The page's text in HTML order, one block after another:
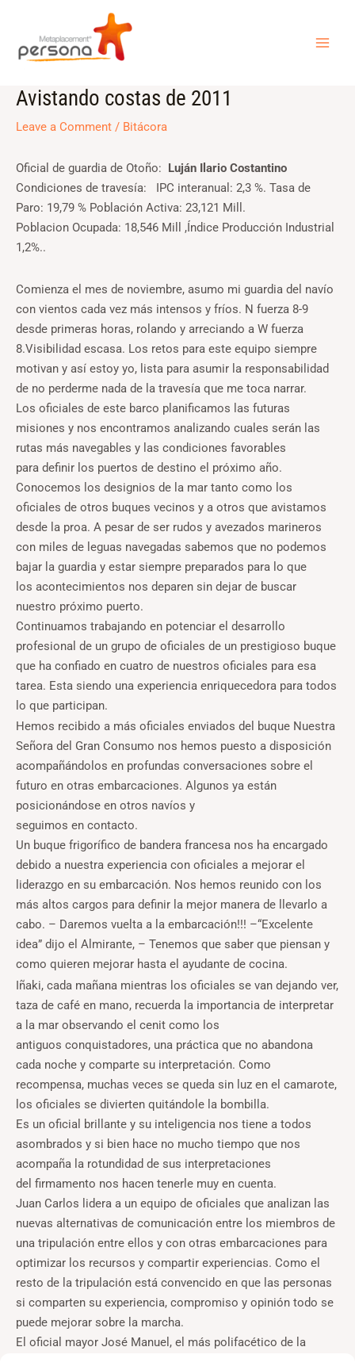
content
Avistando costas de 2011
Leave a Comment / Bitácora
Oficial de guardia de Otoño: Luján Ilario Costantino
Condiciones de travesía: IPC interanual: 2,3 %. Tasa de
Paro: 19,79 % Población Activa: 23,121 Mill.
Poblacion Ocupada: 18,546 Mill ,Índice Producción Industrial
1,2%..
Comienza el mes de noviembre, asumo mi guardia del navío
con vientos cada vez más intensos y fríos. N fuerza 8-9
desde primeras horas, rolando y arreciando a W fuerza
8.Visibilidad escasa. Los retos para este equipo siempre
motivan y así estoy yo, lista para asumir la responsabilidad
de no perderme nada de la travesía que me toca narrar.
Los oficiales de este barco planificamos las futuras
misiones y nos encontramos analizando cuales serán las
rutas más navegables y las condiciones favorables
para definir los puertos de destino el próximo año.
Conocemos los designios de la mar tanto como los
oficiales de otros buques vecinos y a otros que avistamos
desde la proa. A pesar de ser rudos y avezados marineros
con miles de leguas navegadas sabemos que no podemos
bajar la guardia y estar siempre preparados para lo que
los acontecimientos nos deparen sin dejar de buscar
nuestro próximo puerto.
Continuamos trabajando en potenciar el desarrollo
profesional de un grupo de oficiales de un prestigioso buque
que ha confiado en cuatro de nuestros oficiales para esa
tarea. Esta siendo una experiencia enriquecedora para todos
lo que participan.
Hemos recibido a más oficiales enviados del buque Nuestra
Señora del Gran Consumo nos hemos puesto a disposición
acompañándolos en profundas conversaciones sobre el
futuro en otras embarcaciones. Algunos ya están
posicionándose en otros navíos y
seguimos en contacto.
Un buque frigorífico de bandera francesa nos ha encargado
debido a nuestra experiencia con oficiales a mejorar el
liderazgo en su embarcación. Nos hemos reunido con los
más altos cargos para definir la mejor manera de llevarlo a
cabo. – Daremos vuelta a la embarcación!!! –“Excelente
idea” dijo el Almirante, – Tenemos que saber que piensan y
como quieren mejorar hasta el ayudante de cocina.
Iñaki, cada mañana mientras los oficiales se van dejando ver,
taza de café en mano, recuerda la importancia de interpretar
a la mar observando el cenit como los
antiguos conquistadores, una práctica que no abandona
cada noche y comparte su interpretación. Como
recompensa, muchas veces se queda sin luz en el camarote,
los oficiales se divierten quitándole la bombilla.
Es un oficial brillante y su inteligencia nos tiene a todos
asombrados y si bien hace no mucho tiempo que nos
acompaña la rotundidad de sus interpretaciones
del firmamento nos hacen tenerle muy en cuenta.
Juan Carlos lidera a un equipo de oficiales que analizan las
nuevas alternativas de comunicación entre los miembros de
una tripulación entre ellos y con otras embarcaciones para
optimizar los recursos y compartir experiencias. Como el
resto de la tripulación está convencido en que las personas
si comparten su experiencia, compromiso y opinión todo se
puede mejorar sobre la marcha.
El oficial mayor José Manuel, el más polifacético de la
Post